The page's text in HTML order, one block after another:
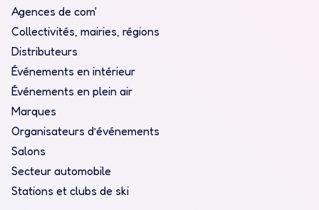
Agences de com'
Collectivités, mairies, régions
Distributeurs
Événements en intérieur
Événements en plein air
Marques
Organisateurs d’événements
Salons
Secteur automobile
Stations et clubs de ski